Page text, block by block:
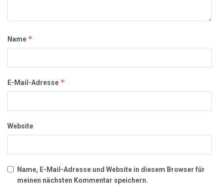
Name *
E-Mail-Adresse *
Website
Name, E-Mail-Adresse und Website in diesem Browser für
meinen nächsten Kommentar speichern.